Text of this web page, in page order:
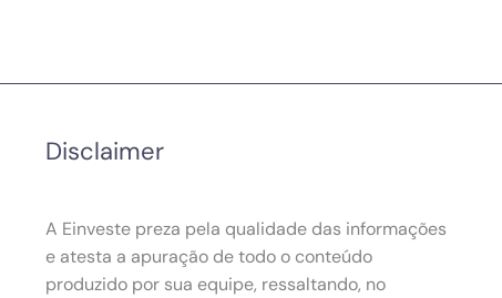
Disclaimer
A Einveste preza pela qualidade das informações
e atesta a apuração de todo o conteúdo
produzido por sua equipe, ressaltando, no